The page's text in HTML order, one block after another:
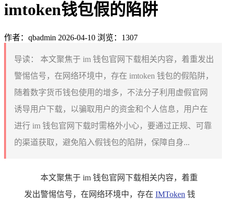
imtoken钱包假的陷阱
作者：qbadmin 2026-04-10 浏览：1307
导读：
本文聚焦于 im 钱包官网下载相关内容，着重发出
警惕信号，在网络环境中，存在 imtoken 钱包的假陷阱，
随着数字货币钱包使用的增多，不法分子利用虚假官网
诱导用户下载，以骗取用户的资金和个人信息，用户在
进行 im 钱包官网下载时需格外小心，要通过正规、可靠
的渠道获取，避免陷入假钱包的陷阱，保障自身...
本文聚焦于 im 钱包官网下载相关内容，着重
发出警惕信号，在网络环境中，存在 IMToken 钱